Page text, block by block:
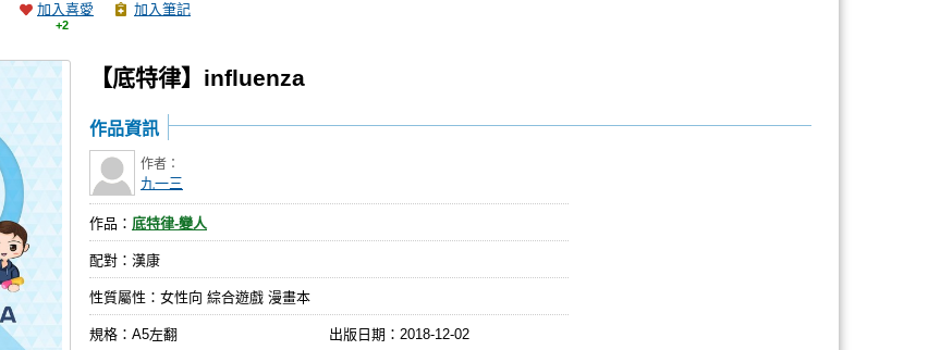
加入喜愛
+2
加入筆記
【底特律】influenza
作品資訊
作者：
九一三
作品： 底特律-變人
配對：漢康
性質屬性：女性向 綜合遊戲 漫畫本
規格：A5左翻 出版日期： 2018-12-02